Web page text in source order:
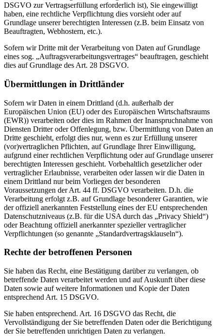
DSGVO zur Vertragserfüllung erforderlich ist), Sie eingewilligt
haben, eine rechtliche Verpflichtung dies vorsieht oder auf
Grundlage unserer berechtigten Interessen (z.B. beim Einsatz von
Beauftragten, Webhostern, etc.).
Sofern wir Dritte mit der Verarbeitung von Daten auf Grundlage
eines sog. „Auftragsverarbeitungsvertrages“ beauftragen, geschieht
dies auf Grundlage des Art. 28 DSGVO.
Übermittlungen in Drittländer
Sofern wir Daten in einem Drittland (d.h. außerhalb der
Europäischen Union (EU) oder des Europäischen Wirtschaftsraums
(EWR)) verarbeiten oder dies im Rahmen der Inanspruchnahme von
Diensten Dritter oder Offenlegung, bzw. Übermittlung von Daten an
Dritte geschieht, erfolgt dies nur, wenn es zur Erfüllung unserer
(vor)vertraglichen Pflichten, auf Grundlage Ihrer Einwilligung,
aufgrund einer rechtlichen Verpflichtung oder auf Grundlage unserer
berechtigten Interessen geschieht. Vorbehaltlich gesetzlicher oder
vertraglicher Erlaubnisse, verarbeiten oder lassen wir die Daten in
einem Drittland nur beim Vorliegen der besonderen
Voraussetzungen der Art. 44 ff. DSGVO verarbeiten. D.h. die
Verarbeitung erfolgt z.B. auf Grundlage besonderer Garantien, wie
der offiziell anerkannten Feststellung eines der EU entsprechenden
Datenschutzniveaus (z.B. für die USA durch das „Privacy Shield“)
oder Beachtung offiziell anerkannter spezieller vertraglicher
Verpflichtungen (so genannte „Standardvertragsklauseln“).
Rechte der betroffenen Personen
Sie haben das Recht, eine Bestätigung darüber zu verlangen, ob
betreffende Daten verarbeitet werden und auf Auskunft über diese
Daten sowie auf weitere Informationen und Kopie der Daten
entsprechend Art. 15 DSGVO.
Sie haben entsprechend. Art. 16 DSGVO das Recht, die
Vervollständigung der Sie betreffenden Daten oder die Berichtigung
der Sie betreffenden unrichtigen Daten zu verlangen.